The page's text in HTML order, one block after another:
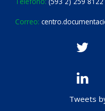
Correo:
Tweets